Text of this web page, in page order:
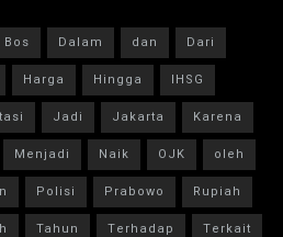
Bos Dalam dan
Dari
Harga Hingga
IHSG
Jadi Jakarta
Karena
Menjadi Naik OJK
oleh
Polisi Prabowo
Rupiah
Tahun Terhadap Terkait